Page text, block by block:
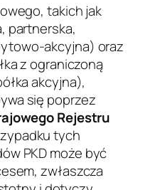
takich jak
partnerska,
akcyjna) oraz
z ograniczoną
akcyjna),
się poprzez
Rejestru
tych
PKD może być
zwłaszcza